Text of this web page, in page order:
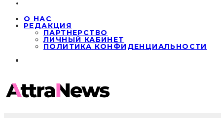
О НАС
РЕДАКЦИЯ
ПАРТНЕРСТВО
ЛИЧНЫЙ КАБИНЕТ
ПОЛИТИКА КОНФИДЕНЦИАЛЬНОСТИ